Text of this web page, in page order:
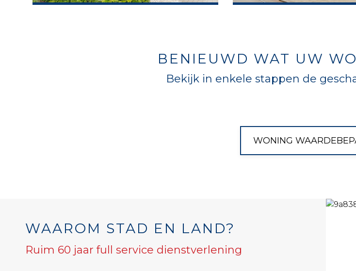
BENIEUWD WAT UW
Bekijk in enkele stappen de
WONING
WAAROM STAD EN LAND?
Ruim 60 jaar full service dienstverlening